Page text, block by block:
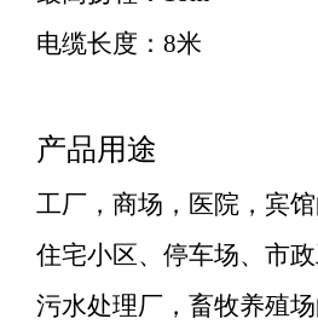
电缆长度：8米
产品用途
工厂，商场，医院，宾
住宅小区、停车场、市
污水处理厂，畜牧养殖